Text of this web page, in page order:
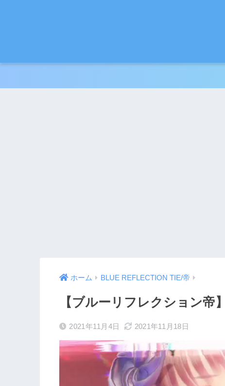
ホーム BLUE REFLECTION TIE/帝
【ブルーリフレクション帝
2021年11月4日 2021年11月18日